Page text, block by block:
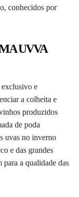
conhecidos por
UVVA
e
a colheita e
produzidos
de poda
uvas no inverno
e das grandes
para a qualidade das